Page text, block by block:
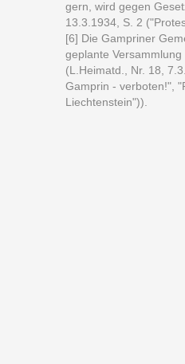
gern, wird gegen
13.3.1934, S. 2
[6] Die Gampriner
geplante
(L.Heimatd., Nr. 18,
Gamprin - verboten!",
Liechtenstein")).